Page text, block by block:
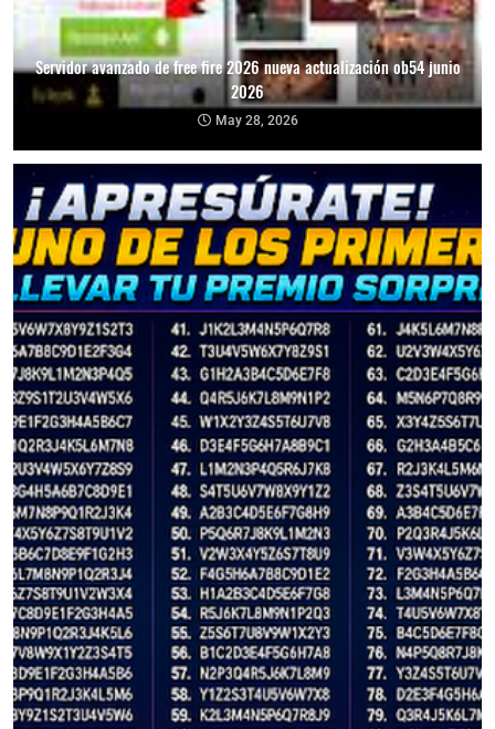
Servidor avanzado de free fire 2026 nueva actualización ob54 junio
2026
May 28, 2026